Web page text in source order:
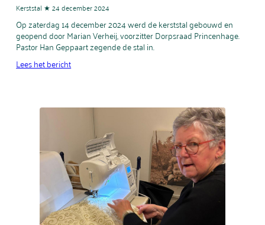
Kerststal ★ 24 december 2024
Op zaterdag 14 december 2024 werd de kerststal gebouwd en
geopend door Marian Verheij, voorzitter Dorpsraad Princenhage.
Pastor Han Geppaart zegende de stal in.
Lees het bericht